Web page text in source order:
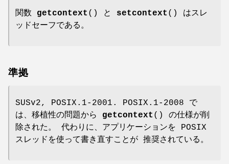
関数 getcontext () と setcontext () はスレ
ッドセーフである。
準拠
SUSv2, POSIX.1-2001. POSIX.1-2008 で
は、移植性の問題から getcontext () の仕様が削
除された。 代わりに、アプリケーションを POSIX
スレッドを使って書き直すことが 推奨されている。